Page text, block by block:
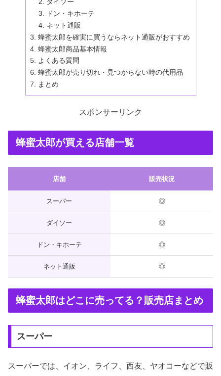
ドン・キホーテ
ネット通販
蜂蜜太郎を確実に買うならネット通販がおすすめ
蜂蜜太郎商品基本情報
よくある質問
蜂蜜太郎が売り切れ・見つからない時の代用品
まとめ
スポンサーリンク
蜂蜜太郎が買える店舗一覧
店舗 販売状況
スーパー ◎
ダイソー ◎
ドン・キホーテ ◎
ネット通販 ◎
蜂蜜太郎はどこに売ってる？販売店まとめ
スーパー
スーパーでは、イオン、ライフ、西友、ヤオコーなどで販